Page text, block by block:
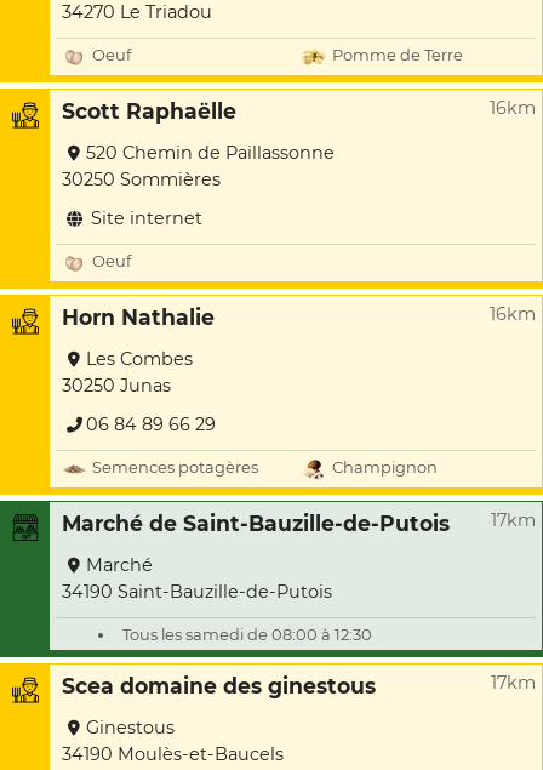
34270 Le Triadou
Oeuf Pomme de Terre
Scott Raphaëlle 16km
520 Chemin de Paillassonne
30250 Sommières
Site internet
Oeuf
Horn Nathalie 16km
Les Combes
30250 Junas
06 84 89 66 29
Semences potagères Champignon
Marché de Saint-Bauzille-de-Putois 17km
Marché
34190 Saint-Bauzille-de-Putois
Tous les samedi de 08:00 à 12:30
Scea domaine des ginestous 17km
Ginestous
34190 Moulès-et-Baucels